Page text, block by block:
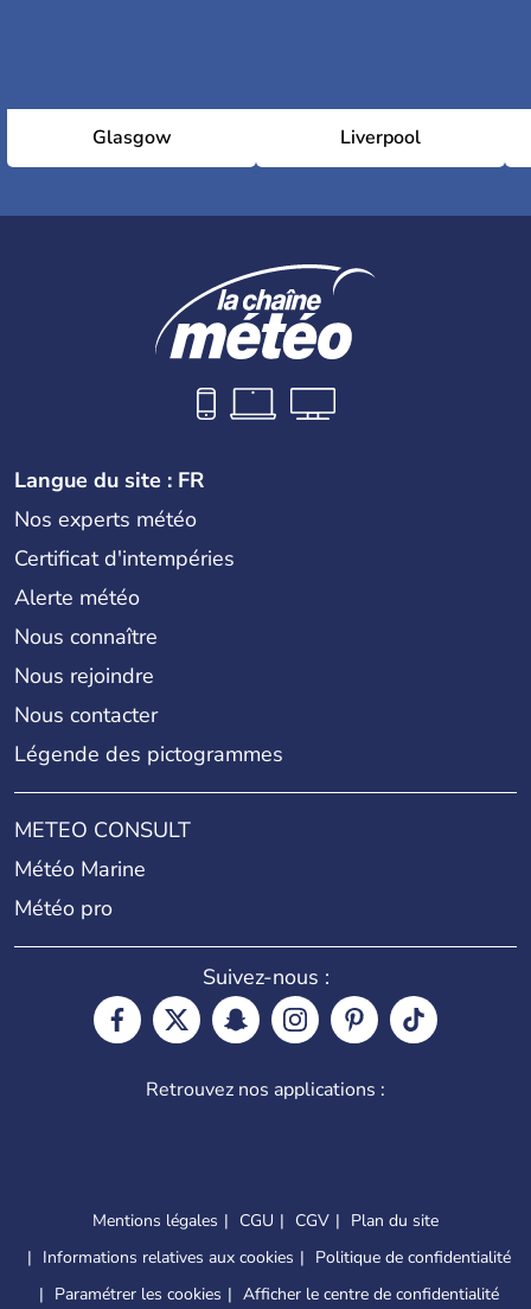
Glasgow Liverpool
Langue du site : FR
Nos experts météo
Certificat d'intempéries
Alerte météo
Nous connaître
Nous rejoindre
Nous contacter
Légende des pictogrammes
METEO CONSULT
Météo Marine
Météo pro
Suivez-nous :
Retrouvez nos applications :
Mentions légales CGU CGV
Plan du site
Informations relatives aux cookies
Politique de confidentialité
Paramétrer les cookies
Afficher le centre de confidentialité